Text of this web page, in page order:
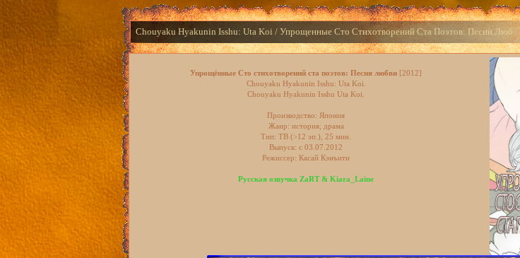
Chouyaku Hyakunin Isshu: Uta Koi / Упрощенные Сто Стихотворений Ста Поэтов: Песни Люб...
Упрощённые Сто стихотворений ста поэтов: Песня любви [2012]
Chouyaku Hyakunin Isshu: Uta Koi.
Chouyaku Hyakunin Isshu Uta Koi.
Производство: Япония
Жанр: история, драма
Тип: ТВ (>12 эп.), 25 мин.
Выпуск: c 03.07.2012
Режиссер: Касай Кэнъити
Русская озвучка ZaRT & Kiara_Laine